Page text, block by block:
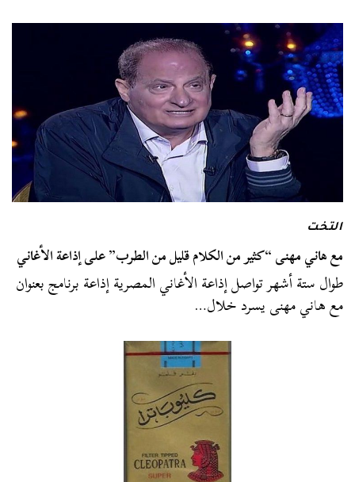
التخت
مع هاني مهنى “كثير من الكلام قليل من الطرب” على إذاعة الأغاني
طوال ستة أشهر تواصل إذاعة الأغاني المصرية إذاعة برنامج بعنوان
مع هاني مهنى يسرد خلال…